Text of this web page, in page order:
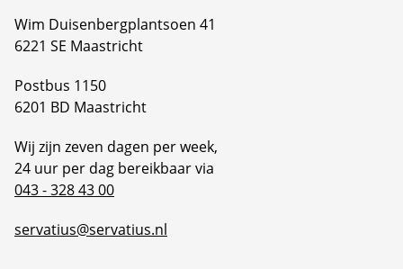
Wim Duisenbergplantsoen 41
6221 SE Maastricht
Postbus 1150
6201 BD Maastricht
Wij zijn zeven dagen per week,
24 uur per dag bereikbaar via
043 - 328 43 00
servatius@servatius.nl